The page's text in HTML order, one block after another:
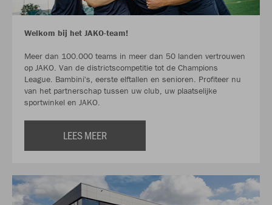
Welkom bij het JAKO-team!
Meer dan 100.000 teams in meer dan 50 landen vertrouwen
op JAKO. Van de districtscompetitie tot de Champions
League. Bambini's, eerste elftallen en senioren. Profiteer nu
van het partnerschap tussen uw club, uw plaatselijke
sportwinkel en JAKO.
LEES MEER